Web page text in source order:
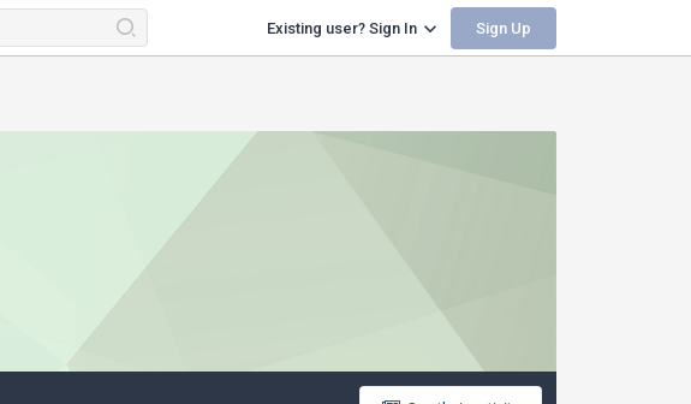
Existing user? Sign In Sign Up